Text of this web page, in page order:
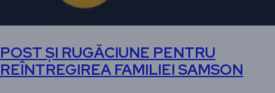
POST ȘI RUGĂCIUNE PENTRU
REÎNTREGIREA FAMILIEI SAMSON